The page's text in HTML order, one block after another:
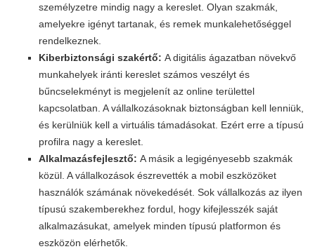
személyzetre mindig nagy a kereslet. Olyan szakmák,
amelyekre igényt tartanak, és remek munkalehetőséggel
rendelkeznek.
Kiberbiztonsági szakértő: A digitális ágazatban növekvő
munkahelyek iránti kereslet számos veszélyt és
bűncselekményt is megjelenít az online területtel
kapcsolatban. A vállalkozásoknak biztonságban kell lenniük,
és kerülniük kell a virtuális támadásokat. Ezért erre a típusú
profilra nagy a kereslet.
Alkalmazásfejlesztő: A másik a legigényesebb szakmák
közül. A vállalkozások észrevették a mobil eszközöket
használók számának növekedését. Sok vállalkozás az ilyen
típusú szakemberekhez fordul, hogy kifejlesszék saját
alkalmazásukat, amelyek minden típusú platformon és
eszközön elérhetők.